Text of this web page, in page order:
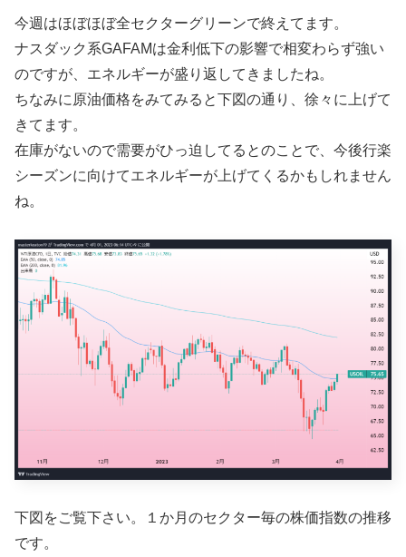
今週はほぼほぼ全セクターグリーンで終えてます。
ナスダック系GAFAMは金利低下の影響で相変わらず強い
のですが、エネルギーが盛り返してきましたね。
ちなみに原油価格をみてみると下図の通り、徐々に上げて
きてます。
在庫がないので需要がひっ迫してるとのことで、今後行楽
シーズンに向けてエネルギーが上げてくるかもしれません
ね。
下図をご覧下さい。１か月のセクター毎の株価指数の推移
です。